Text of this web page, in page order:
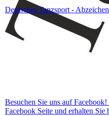
Deutsches Tanzsport - Abzeichen
Besuchen Sie uns auf
Facebook Seite und erhalten Sie